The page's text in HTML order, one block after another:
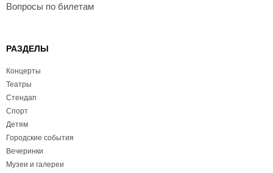
Вопросы по билетам
РАЗДЕЛЫ
Концерты
Театры
Стендап
Спорт
Детям
Городские события
Вечеринки
Музеи и галереи